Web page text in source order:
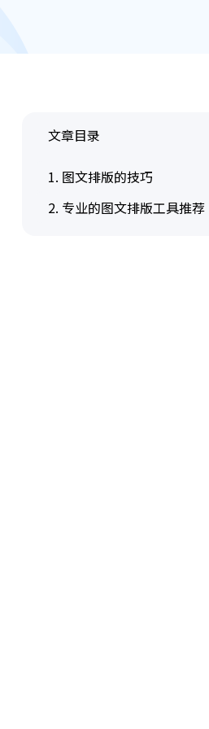
文章目录
1. 图文排版的技巧
2. 专业的图文排版工具推荐